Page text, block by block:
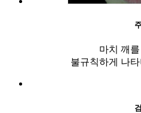
마치 깨
불규칙하게 나